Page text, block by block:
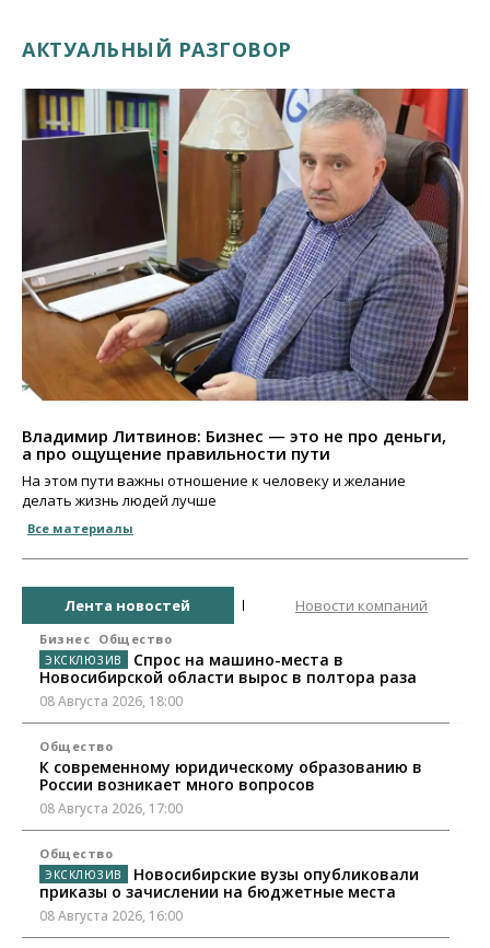
АКТУАЛЬНЫЙ РАЗГОВОР
Владимир Литвинов: Бизнес — это не про деньги,
а про ощущение правильности пути
На этом пути важны отношение к человеку и желание
делать жизнь людей лучше
Все материалы
Лента новостей Новости компаний
Бизнес Общество
Спрос на машино-места в
Новосибирской области вырос в полтора раза
08 Августа 2026, 18:00
Общество
К современному юридическому образованию в
России возникает много вопросов
08 Августа 2026, 17:00
Общество
Новосибирские вузы опубликовали
приказы о зачислении на бюджетные места
08 Августа 2026, 16:00